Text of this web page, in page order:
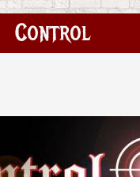
Control